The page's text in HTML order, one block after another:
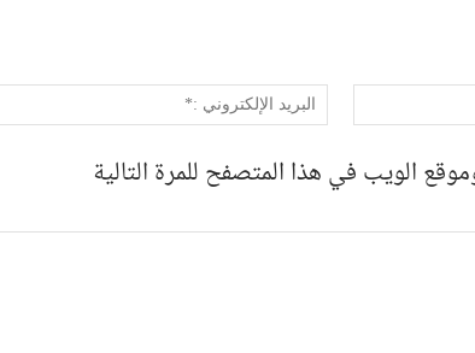
اسم:*
الويب في هذا المتصفح للمرة التالية